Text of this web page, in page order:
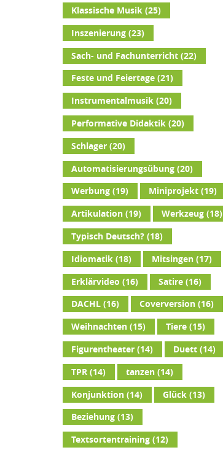
Klassische Musik (25)
Inszenierung (23)
Sach- und Fachunterricht (22)
Feste und Feiertage (21)
Instrumentalmusik (20)
Performative Didaktik (20)
Schlager (20)
Automatisierungsübung (20)
Werbung (19) Miniprojekt (19)
Artikulation (19) Werkzeug (18)
Typisch Deutsch? (18)
Idiomatik (18) Mitsingen (17)
Erklärvideo (16) Satire (16)
DACHL (16) Coverversion (16)
Weihnachten (15) Tiere (15)
Figurentheater (14) Duett (14)
TPR (14) tanzen (14)
Konjunktion (14) Glück (13)
Beziehung (13)
Textsortentraining (12)